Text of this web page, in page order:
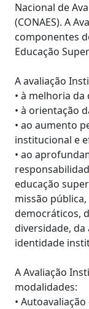
Nacional de
(CONAES). A
componentes
Educação
A avaliação
• à melhoria
• à orientação
• ao aumento
institucional e
• ao
educação
missão
democráticos,
diversidade,
identidade
A Avaliação
modalidades:
•